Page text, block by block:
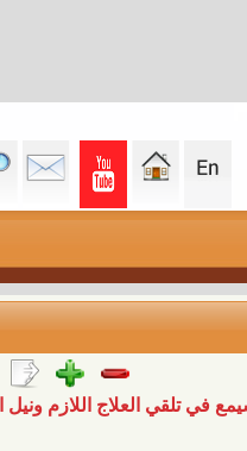
اللازم ونيل الحرية